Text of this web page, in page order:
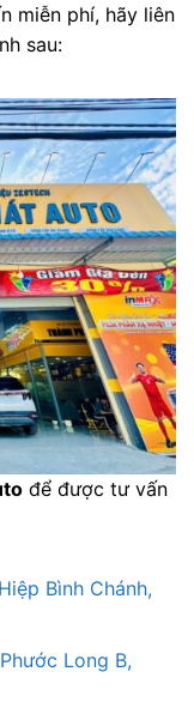
miễn phí, hãy liên
sau:
để được tư vấn
Bình Chánh,
Long B,